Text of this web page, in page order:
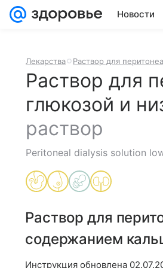
Новости
Лекарства Раствор для
Раствор для
глюкозой и
раствор
Peritoneal dialysis solution
Раствор для
содержанием
Инструкция обновлена